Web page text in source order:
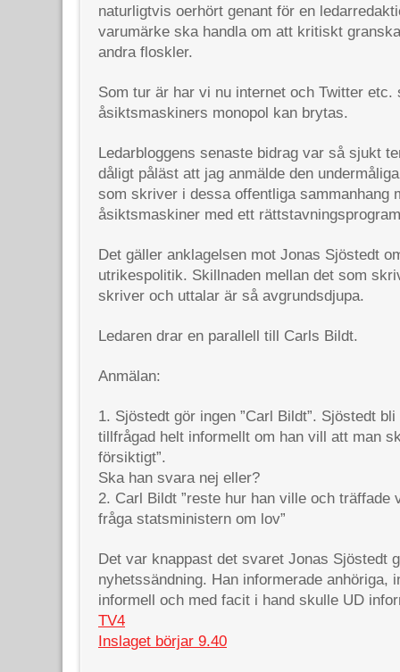
naturligtvis oerhört genant för en
varumärke ska handla om att kritiskt
andra floskler.
Som tur är har vi nu internet och Twitter etc.
åsiktsmaskiners monopol kan brytas.
Ledarbloggens senaste bidrag var så sjukt
dåligt påläst att jag anmälde den
som skriver i dessa offentliga sammanhang
åsiktsmaskiner med ett
Det gäller anklagelsen mot Jonas Sjöstedt
utrikespolitik. Skillnaden mellan det som
skriver och uttalar är så avgrundsdjupa.
Ledaren drar en parallell till Carls Bildt.
Anmälan:
1. Sjöstedt gör ingen ”Carl Bildt”. Sjöstedt
tillfrågad helt informellt om han vill att man
försiktigt”.
Ska han svara nej eller?
2. Carl Bildt ”reste hur han ville och träffade
fråga statsministern om lov”
Det var knappast det svaret Jonas Sjöstedt
nyhetssändning. Han informerade anhöriga,
informell och med facit i hand skulle UD
TV4
Inslaget börjar 9.40